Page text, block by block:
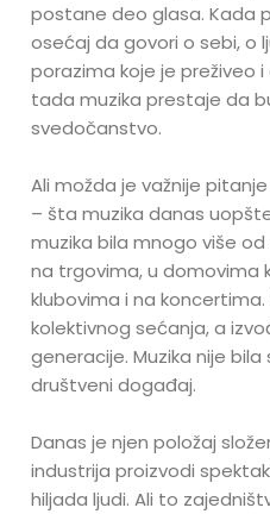
postane deo glasa. Kada
osećaj da govori o sebi, o
porazima koje je preživeo
tada muzika prestaje da
svedočanstvo.
Ali možda je važnije
– šta muzika danas
muzika bila mnogo više
na trgovima, u domovima
klubovima i na
kolektivnog sećanja, a
generacije. Muzika nije bila
društveni događaj.
Danas je njen položaj
industrija proizvodi
hiljada ljudi. Ali to